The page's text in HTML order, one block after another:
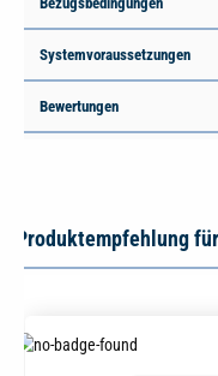
Systemvoraussetzungen
Bewertungen
Produktempfehlung